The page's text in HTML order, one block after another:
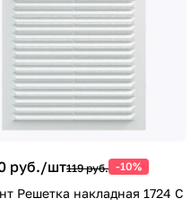
руб./шт119 руб. -10%
Решетка накладная 1724 С